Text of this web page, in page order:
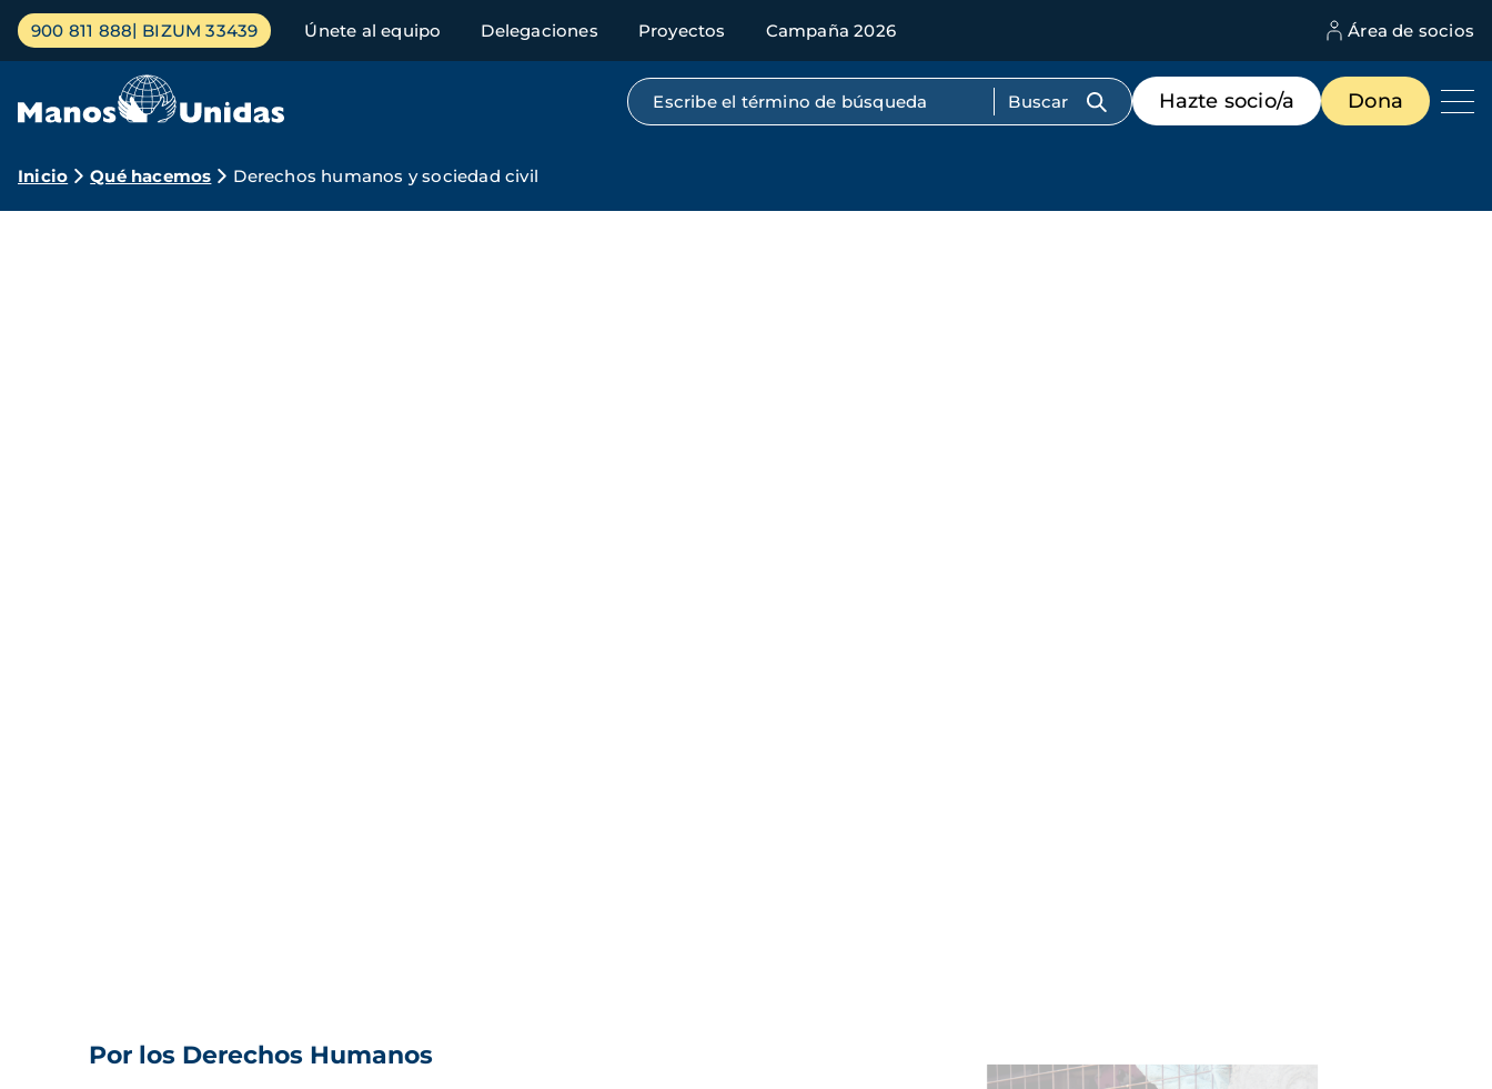
Pasar
contenido
Menú
principal
900 811 888 BIZUM 33439 Únete al equipo Delegaciones Proyectos Campaña 2026 Área de socios
Búsqueda por texto completo
Menú
de
destacados
Hazte socio/a Dona
Ruta
Inicio Qué hacemos Derechos humanos y sociedad civil
Por los Derechos Humanos Imagen